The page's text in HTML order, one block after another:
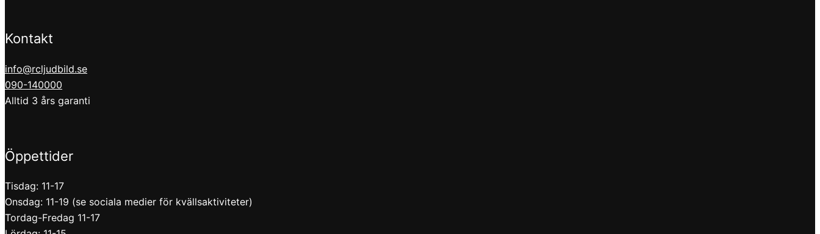
Kontakt
info@rcljudbild.se
090-140000
Alltid 3 års garanti
Öppettider
Tisdag: 11-17
Onsdag: 11-19 (se sociala medier för kvällsaktiviteter)
Tordag-Fredag 11-17